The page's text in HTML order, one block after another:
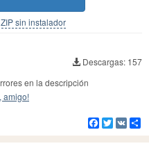
sin instalador
Descargas: 157
en la descripción
amigo!
Facebook
Twitter
VK